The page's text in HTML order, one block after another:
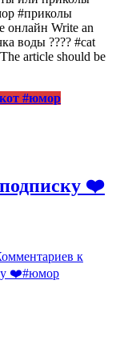
#приколы
онлайн Write an
воды ???? #cat
article should be
#юмор
❤️
к
❤️#юмор